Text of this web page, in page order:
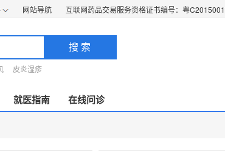
网站导航 互联网药品交易服务资格证书编号：粤
搜 索
皮炎湿疹
就医指南 在线问诊